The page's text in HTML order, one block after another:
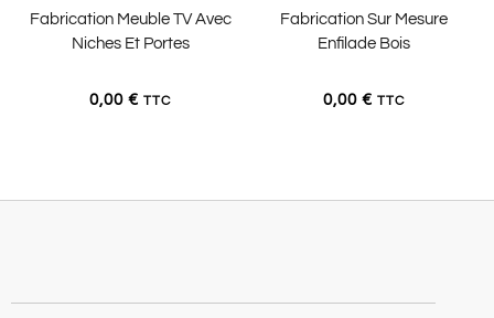
AJOUTER AU PANIER
Fabrication Meuble TV Avec
Niches Et Portes
0,00€ TTC
AJOUTER AU PANIER
Fabrication Sur Mesure
Enfilade Bois
0,00 € TTC